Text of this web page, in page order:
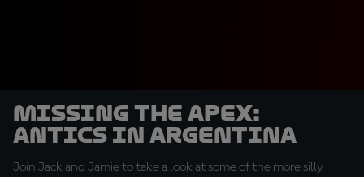
Missing the Apex:
antics in Argentina
Join Jack and Jamie to take a look at some of the more silly